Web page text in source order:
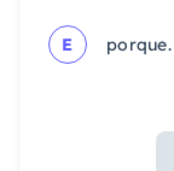
E porque.